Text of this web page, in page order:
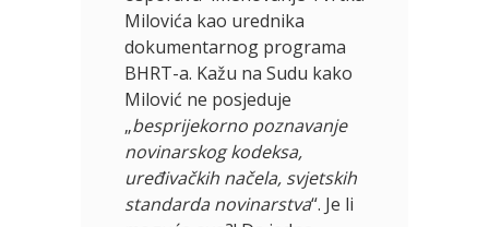
Milovića kao urednika
dokumentarnog programa
BHRT-a. Kažu na Sudu kako
Milović ne posjeduje
„besprijekorno poznavanje
novinarskog kodeksa,
uređivačkih načela, svjetskih
standarda novinarstva“. Je li